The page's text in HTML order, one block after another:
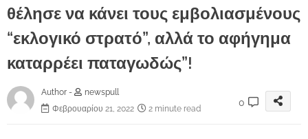
θέλησε να κάνει τους εμβολιασμένους
“εκλογικό στρατό”, αλλά το αφήγημα
καταρρέει παταγωδώς”!
Author -
newspull
Φεβρουαρίου 21, 2022
2 minute read
0